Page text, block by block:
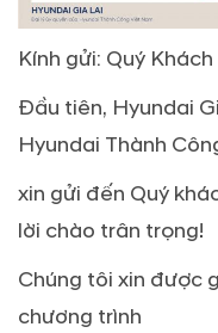
Kính gửi: Quý
Ðầu tiên, Hyundai
Hyundai Thành
xin gửi đến Quý
lời chào trân trọng!
Chúng tôi xin được
chương trình